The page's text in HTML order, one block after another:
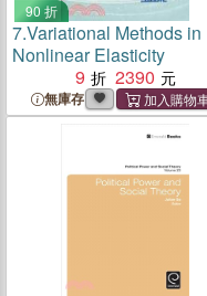
90 折
7.Variational Methods in
Nonlinear Elasticity
9
2390
無庫存